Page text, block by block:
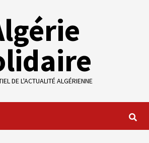
DE L'ACTUALITÉ ALGÉRIENNE